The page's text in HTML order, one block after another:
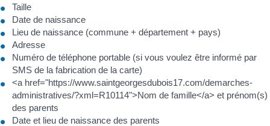
Taille
Date de naissance
Lieu de naissance (commune + département + pays)
Adresse
Numéro de téléphone portable (si vous voulez être informé par
SMS de la fabrication de la carte)
<a href="https://www.saintgeorgesdubois17.com/demarches-
administratives/?xml=R10114">Nom de famille</a> et prénom(s)
des parents
Date et lieu de naissance des parents